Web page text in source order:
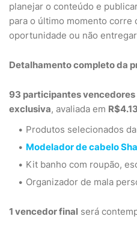
planejar o conteúdo e
para o último momento corre
oportunidade ou não
Detalhamento completo da
93 participantes vencedores
exclusiva, avaliada em
Produtos selecionados da
Modelador de cabelo
Kit banho com roupão,
Organizador de mala
1 vencedor final será